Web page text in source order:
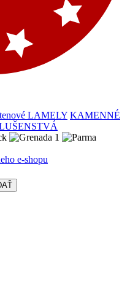
LAMELY KAMENNÉ
e-shopu